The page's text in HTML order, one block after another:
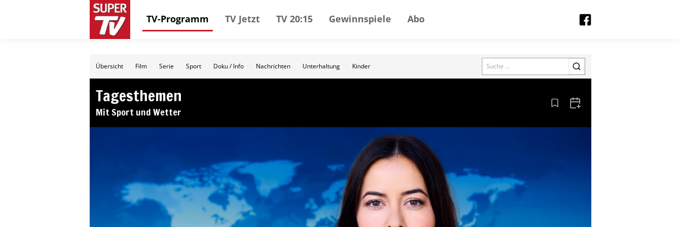
TV-Programm TV Jetzt TV 20:15 Gewinnspiele Abo
Übersicht Film Serie Sport Doku / Info Nachrichten Unterhaltung Kinder Search
Tagesthemen
Mit Sport und Wetter Aus den Lesezeichen entfernen
Zum Kalender hinzufügen